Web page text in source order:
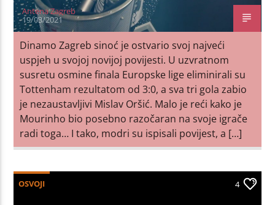
Antena Zagreb
19/03/2021
Dinamo Zagreb sinoć je ostvario svoj najveći
uspjeh u svojoj novijoj povijesti. U uzvratnom
susretu osmine finala Europske lige eliminirali su
Tottenham rezultatom od 3:0, a sva tri gola zabio
je nezaustavljivi Mislav Oršić. Malo je reći kako je
Mourinho bio posebno razočaran na svoje igrače
radi toga… I tako, modri su ispisali povijest, a […]
OSVOJI 4